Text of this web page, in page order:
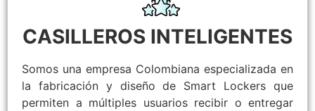
CASILLEROS INTELIGENTES
Somos una empresa Colombiana especializada en
la fabricación y diseño de Smart Lockers que
permiten a múltiples usuarios recibir o entregar